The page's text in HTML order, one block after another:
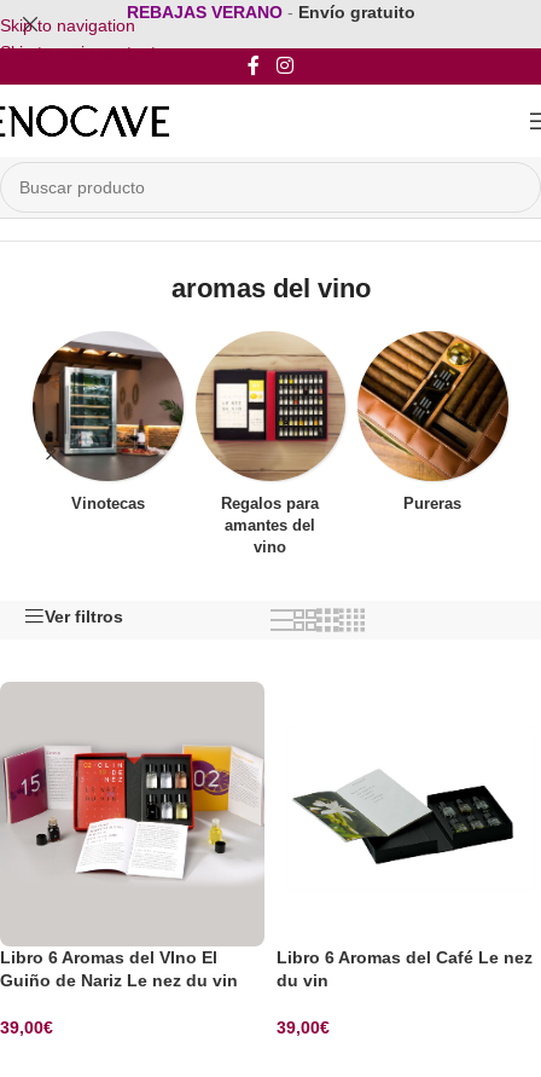
Skip to navigation
Skip to main content
REBAJAS VERANO - Envío gratuito
Inicio/Productos etiquetados “aromas del vino”
aromas del vino
Vinotecas
Regalos para
amantes del
vino
Pureras
Ver filtros
Libro 6 Aromas del VIno El
Guiño de Nariz Le nez du vin
39,00€
Libro 6 Aromas del Café Le nez
du vin
39,00€